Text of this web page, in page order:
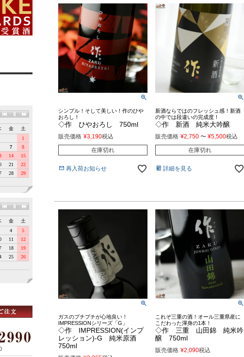
シンプル！そして美しい！作のひや
おろし！
◇作 ひやおろし 750ml
販売価格 ¥3,190税込
在庫切れ
再入荷お知らせ
新酒ならではのフレッシュ感！新酒
の中では段違いの完成度！
◇作 新酒 純米大吟醸
販売価格 ¥2,750 〜 ¥5,500税込
在庫切れ
詳細を見る
ガスのプチプチが心地良い！
IMPRESSIONシリーズ「G」
◇作 IMPRESSION(インプ
レッション)-G 純米原酒
750ml
これぞ三重の酒！オール三重県産に
こだわった渾身の1本！
◇作 三重 山田錦 純米吟
醸 750ml
販売価格 ¥2,090税込